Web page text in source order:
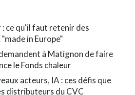
: ce qu'il faut retenir des
in Europe"
à Matignon de faire
le Fonds chaleur
acteurs, IA : ces défis que
distributeurs du CVC